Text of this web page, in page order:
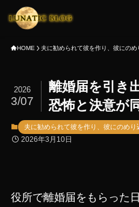
HOME 夫に勧められて彼を作り、彼にの
離婚届を引き
恐怖と決意が
2026
3/07
夫に勧められて彼を作り、彼にのめ
2026年3月10日
役所で離婚届をもらった